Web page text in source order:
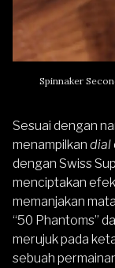
Spinnaker
Sesuai dengan
menampilkan dial
dengan Swiss
menciptakan
memanjakan
“50 Phantoms”
merujuk pada
sebuah